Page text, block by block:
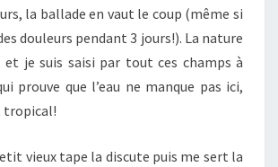
la ballade en vaut le coup (même si
douleurs pendant 3 jours!). La nature
je suis saisi par tout ces champs à
prouve que l’eau ne manque pas ici,
tropical!
vieux tape la discute puis me sert la